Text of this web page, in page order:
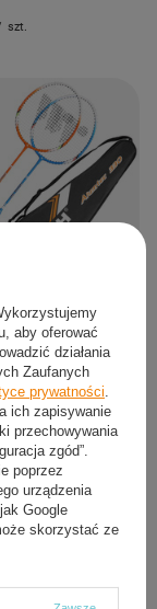
szt.
W Pokrowcu + 6
Do Gry W
aby oferować
działania
Zaufanych
prywatności
ich zapisywanie
przechowywania
zgód”.
poprzez
urządzenia
Google
skorzystać ze